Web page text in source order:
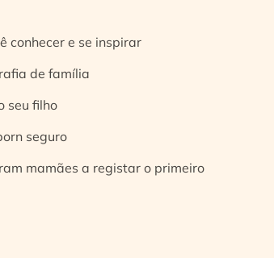
conhecer e se inspirar
de família
seu filho
seguro
mamães a registar o primeiro